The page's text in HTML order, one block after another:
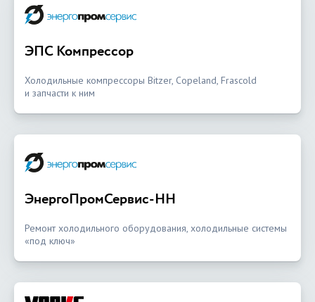
ЭПС Компрессор
Холодильные компрессоры Bitzer, Copeland, Frascold
и запчасти к ним
ЭнергоПромСервис-НН
Ремонт холодильного оборудования, холодильные системы
«под ключ»